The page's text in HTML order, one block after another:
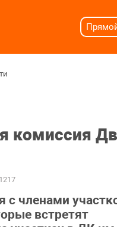
комиссия
с членами
встретят